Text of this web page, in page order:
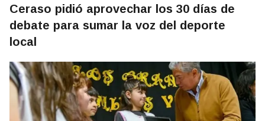
Ceraso pidió aprovechar los 30 días de
debate para sumar la voz del deporte
local